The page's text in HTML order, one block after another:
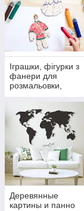
Іграшки, фігурки з
фанери для
розмальовки,
Деревянные
картины и панно